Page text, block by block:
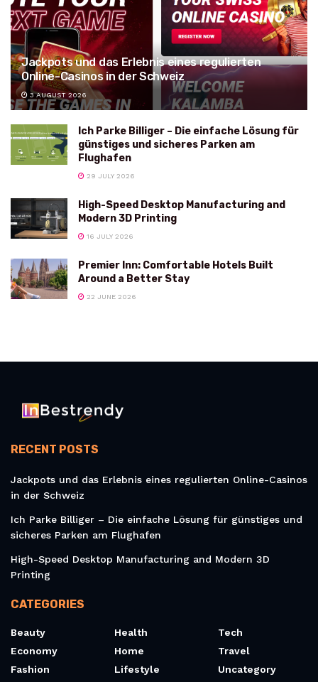
Jackpots und das Erlebnis eines regulierten
Online-Casinos in der Schweiz
3 AUGUST 2026
Ich Parke Billiger – Die einfache Lösung für
günstiges und sicheres Parken am
Flughafen
29 JULY 2026
High-Speed Desktop Manufacturing and
Modern 3D Printing
16 JULY 2026
Premier Inn: Comfortable Hotels Built
Around a Better Stay
22 JUNE 2026
RECENT POSTS
Jackpots und das Erlebnis eines regulierten Online-Casinos
in der Schweiz
Ich Parke Billiger – Die einfache Lösung für günstiges und
sicheres Parken am Flughafen
High-Speed Desktop Manufacturing and Modern 3D
Printing
CATEGORIES
Beauty
Economy
Fashion
Health
Home
Lifestyle
Tech
Travel
Uncategory